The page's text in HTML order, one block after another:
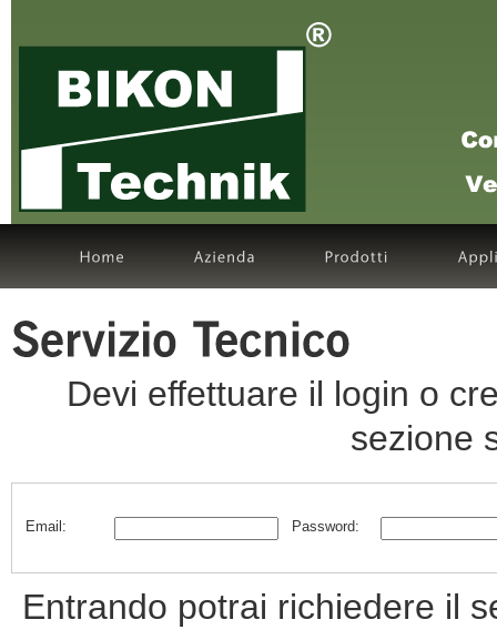
Devi effettuare il login o
sezione
Email: Password:
Entrando potrai richiedere il